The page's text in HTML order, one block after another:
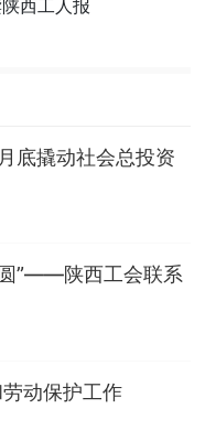
西工人报
底撬动社会总投资
”——陕西工会联系
动保护工作